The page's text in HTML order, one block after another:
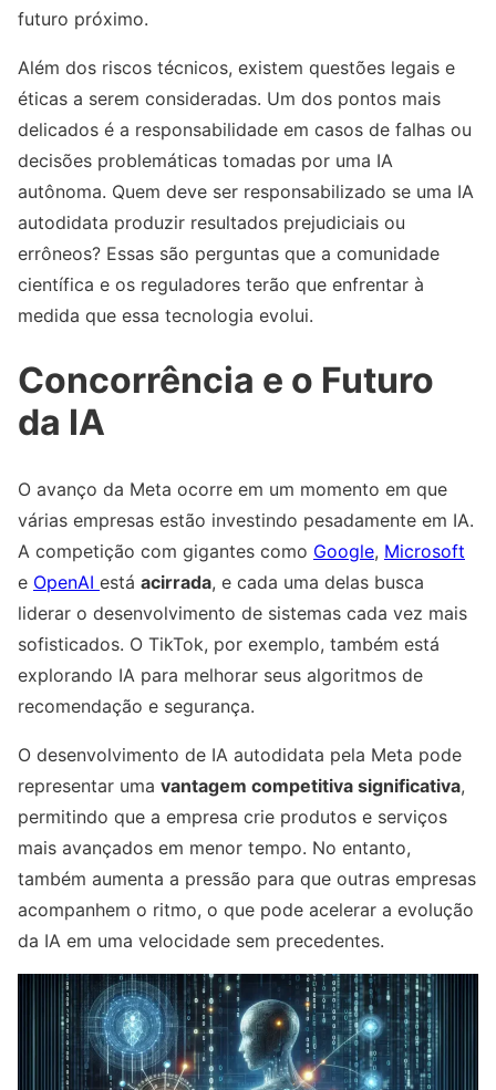
futuro próximo.
Além dos riscos técnicos, existem questões legais e
éticas a serem consideradas. Um dos pontos mais
delicados é a responsabilidade em casos de falhas ou
decisões problemáticas tomadas por uma IA
autônoma. Quem deve ser responsabilizado se uma IA
autodidata produzir resultados prejudiciais ou
errôneos? Essas são perguntas que a comunidade
científica e os reguladores terão que enfrentar à
medida que essa tecnologia evolui.
Concorrência e o Futuro
da IA
O avanço da Meta ocorre em um momento em que
várias empresas estão investindo pesadamente em IA.
A competição com gigantes como Google, Microsoft
e OpenAI está acirrada, e cada uma delas busca
liderar o desenvolvimento de sistemas cada vez mais
sofisticados. O TikTok, por exemplo, também está
explorando IA para melhorar seus algoritmos de
recomendação e segurança.
O desenvolvimento de IA autodidata pela Meta pode
representar uma vantagem competitiva significativa,
permitindo que a empresa crie produtos e serviços
mais avançados em menor tempo. No entanto,
também aumenta a pressão para que outras empresas
acompanhem o ritmo, o que pode acelerar a evolução
da IA em uma velocidade sem precedentes.